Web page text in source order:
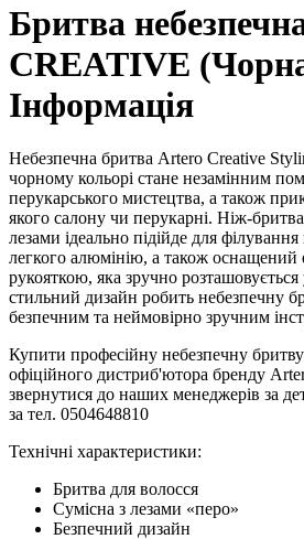
Бритва
CREATIVE
Інформація
Небезпечна бритва Artero Creative
чорному кольорі стане незамінним
перукарського мистецтва, а також
якого салону чи перукарні. Ніж-
лезами ідеально підійде для
легкого алюмінію, а також оснащений
рукояткою, яка зручно розташовується
стильний дизайн робить небезпечну
безпечним та неймовірно зручним
Купити професійну небезпечну
офіційного дистриб'ютора бренду
звернутися до наших менеджерів за
за тел. 0504648810
Технічні характеристики:
Бритва для волосся
Сумісна з лезами «перо»
Безпечний дизайн